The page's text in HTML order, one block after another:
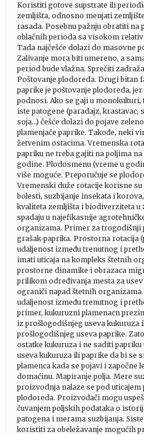
Koristiti gotove supstrate ili
zemljišta, odnosno menjati
rasada. Posebnu pažnju obratiti na
oblačnih perioda sa visokom
Tada najčešće dolazi do masovne
Zalivanje mora biti umereno, a
period bude vlažna. Sprečiti
Poštovanje plodoreda. Drugi bitan
paprike je poštovanje plodoreda,
podnosi. Ako se gaji u monokulturi,
iste patogene (paradajz, krastavac,
soja…) češće dolazi do pojave
plamenjače paprike. Takođe, neki
žetvenim ostacima. Vremenska
papriku ne treba gajiti na poljima
godine. Plodosmenu (vreme u
više moguće. Preporučuje se
Vremenski duže rotacije korisne
bolesti, suzbijanje insekata i
kvaliteta zemljišta i biodiverziteta u
spadaju u najefikasnije
organizama. Primer za trogodišnji
grašak-paprika. Prostorna rotacija
udaljenost između trenutnog i
imati uticaja na kompleks štetnih
prostorne dinamike i obrazaca
prilikom određivanja mesta za
ograniči napad štetnih organizama.
udaljenost između trenutnog i
primer, kukuruzni plamenacn
iz prošlogodišnjeg useva kukuruza
prošlogodišnjeg useva paprike.
ostatke kukuruza i ne saditi
useva kukuruza ili paprike da bi se
plamenca kada se pojavi i započne
domaćinu. Mapiranje polja. Mere
proizvodnja nalaze se pod
plodoreda. Proizvođači mogu
čuvanjem poljskih podataka o
patogena i merama suzbijanja.
koristiti za obeležavanje mogućih